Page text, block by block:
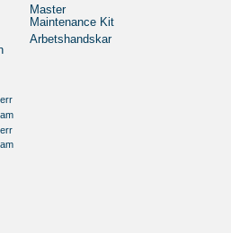
Master
Maintenance Kit
Arbetshandskar